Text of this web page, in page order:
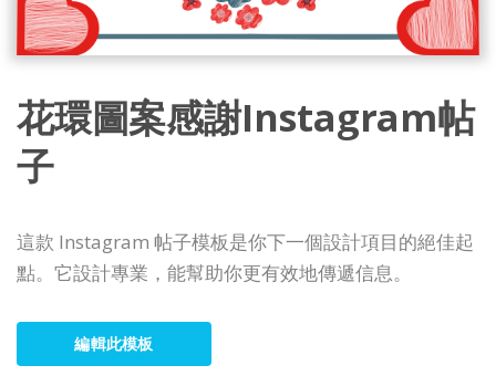
花環圖案感謝Instagram帖
子
這款 Instagram 帖子模板是你下一個設計項目的絕佳起
點。它設計專業，能幫助你更有效地傳遞信息。
編輯此模板